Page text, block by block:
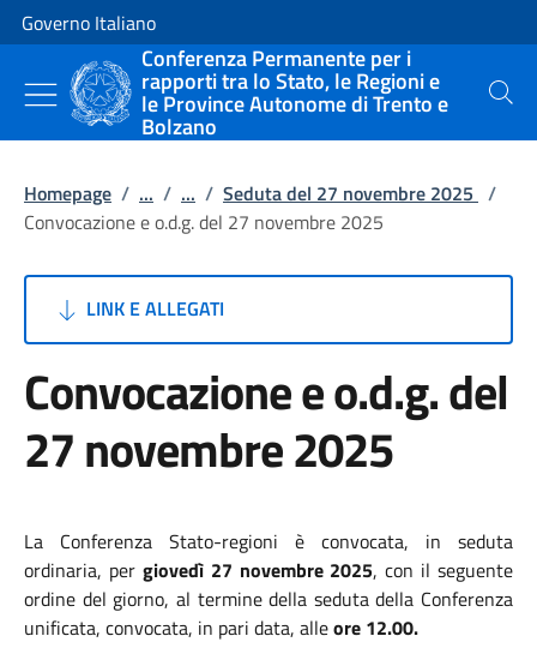
Vai al contenuto
Vai alla navigazione del sito
Governo Italiano
Conferenza Permanente per i
rapporti tra lo Stato, le Regioni e
le Province Autonome di Trento e
Bolzano
Cerca
Homepage / ... / ... / Seduta del 27 novembre 2025 /
Convocazione e o.d.g. del 27 novembre 2025
LINK E ALLEGATI
Convocazione e o.d.g. del
27 novembre 2025
La Conferenza Stato-regioni è convocata, in seduta
ordinaria, per giovedì 27 novembre 2025, con il seguente
ordine del giorno, al termine della seduta della Conferenza
unificata, convocata, in pari data, alleore 12.00.